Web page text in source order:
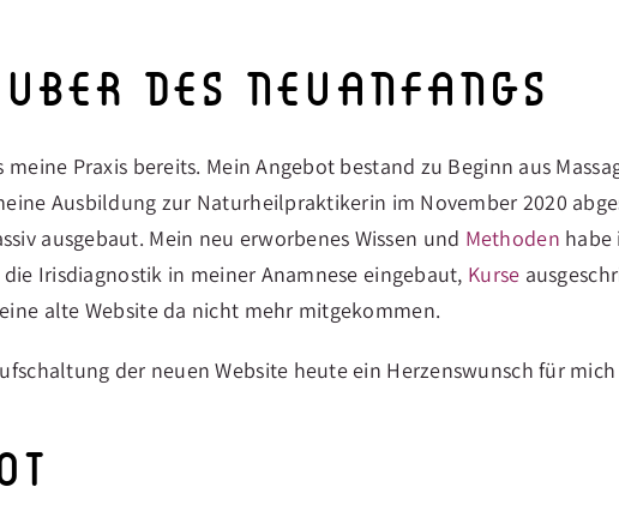
des neuanfangs
meine Praxis bereits. Mein Angebot bestand zu Beginn aus
Ausbildung zur Naturheilpraktikerin im November 2020
ausgebaut. Mein neu erworbenes Wissen und Methoden habe
Irisdiagnostik in meiner Anamnese eingebaut, Kurse
alte Website da nicht mehr mitgekommen.
der neuen Website heute ein Herzenswunsch für